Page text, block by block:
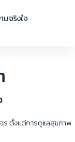
จริงใจ
ร ตั้งแต่การดูแลสุขภาพ